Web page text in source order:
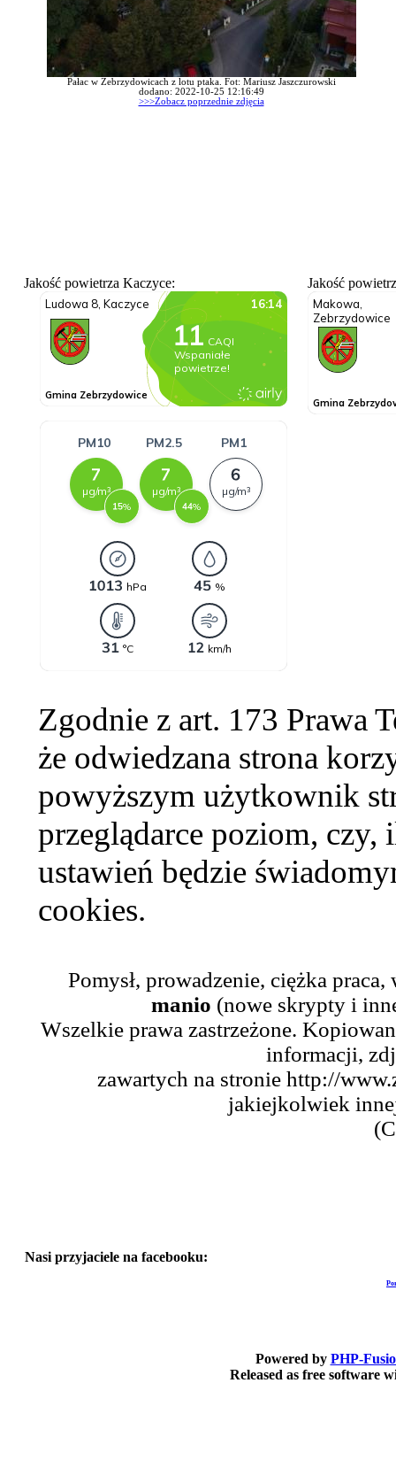
Pałac w Zebrzydowicach z lotu ptaka. Fot: Mariusz Jaszczurowski
dodano: 2022-10-25 12:16:49
>>>Zobacz poprzednie zdjęcia
Jakość powietrza Kaczyce: Jakość
Zgodnie z art. 173 Prawa
że odwiedzana strona
powyższym użytkownik
przeglądarce poziom,
ustawień będzie
cookies.
Pomysł, prowadzenie, ciężka
manio (nowe skrypty i
Wszelkie prawa zastrzeżone.
informacji,
zawartych na stronie http://
jakiejkolwiek
Nasi przyjaciele na facebooku:
Powered by PHP-
Released as free software